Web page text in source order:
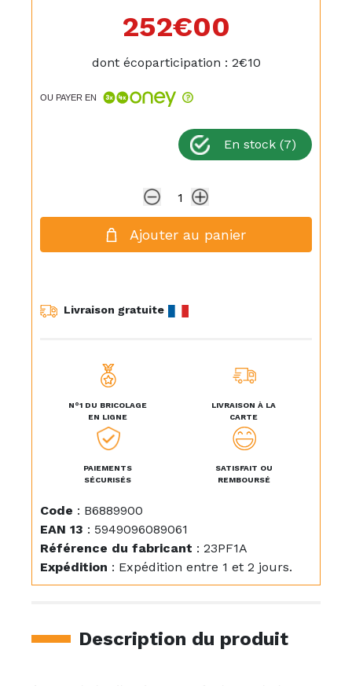
252€00
dont écoparticipation : 2€10
OU PAYER EN
En stock (7)
Ajouter au panier
Livraison gratuite
N°1 DU BRICOLAGE
EN LIGNE
LIVRAISON À LA
CARTE
PAIEMENTS
SÉCURISÉS
SATISFAIT OU
REMBOURSÉ
Code : B6889900
EAN 13 : 5949096089061
Référence du fabricant : 23PF1A
Expédition : Expédition entre 1 et 2 jours.
Description du produit